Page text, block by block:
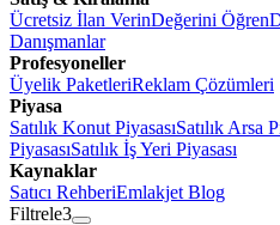
Ücretsiz İlan VerinDeğerini Öğren
Danışmanlar
Profesyoneller
Üyelik PaketleriReklam Çözümleri
Piyasa
Satılık Konut PiyasasıSatılık Arsa
PiyasasıSatılık İş Yeri Piyasası
Kaynaklar
Satıcı RehberiEmlakjet Blog
Filtrele3